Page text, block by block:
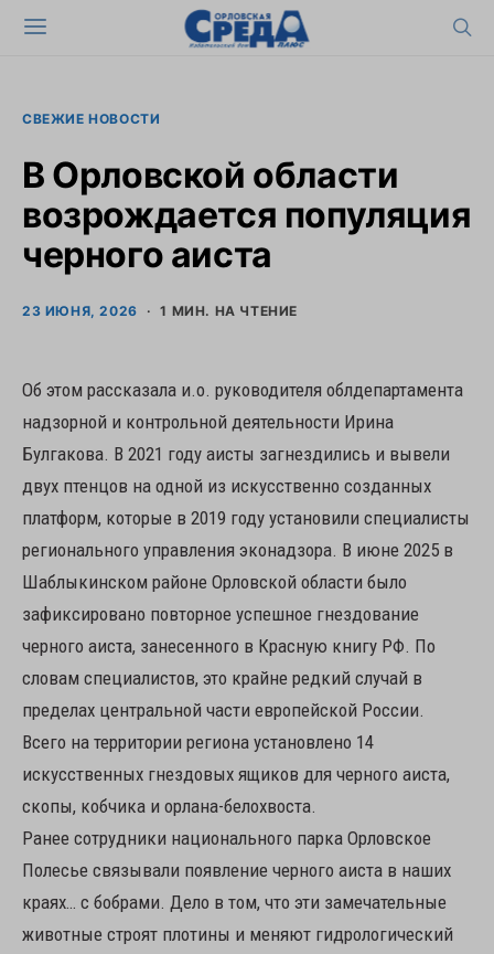
СВЕЖИЕ НОВОСТИ
В Орловской области
возрождается популяция
черного аиста
23 ИЮНЯ, 2026 1 МИН. НА ЧТЕНИЕ
Об этом рассказала и.о. руководителя облдепартамента
надзорной и контрольной деятельности Ирина
Булгакова. В 2021 году аисты загнездились и вывели
двух птенцов на одной из искусственно созданных
платформ, которые в 2019 году установили специалисты
регионального управления эконадзора. В июне 2025 в
Шаблыкинском районе Орловской области было
зафиксировано повторное успешное гнездование
черного аиста, занесенного в Красную книгу РФ. По
словам специалистов, это крайне редкий случай в
пределах центральной части европейской России.
Всего на территории региона установлено 14
искусственных гнездовых ящиков для черного аиста,
скопы, кобчика и орлана-белохвоста.
Ранее сотрудники национального парка Орловское
Полесье связывали появление черного аиста в наших
краях… с бобрами. Дело в том, что эти замечательные
животные строят плотины и меняют гидрологический